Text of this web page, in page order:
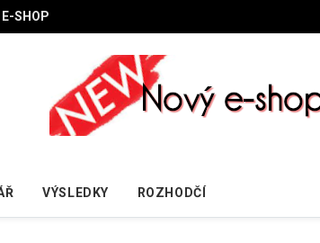
E-SHOP
VÝSLEDKY ROZHODČÍ